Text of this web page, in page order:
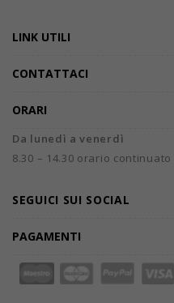
LINK UTILI
CONTATTACI
ORARI
Da lunedì a venerdì
8.30 – 14.30 orario continuato
SEGUICI SUI SOCIAL
PAGAMENTI